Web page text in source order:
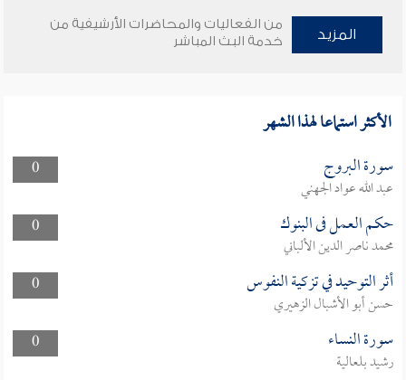
المزيد
من الفعاليات والمحاضرات الأرشيفية من
خدمة البث المباشر
الأكثر استماعا لهذا الشهر
0 سورة البروج
عبد الله عواد الجهني
0
حكم العمل فى البنوك
محمد ناصر الدين الألباني
0
أثر التوحيد في تزكية النفوس
حسن أبو الأشبال الزهيري
0
سورة النساء
رشيد بلعالية